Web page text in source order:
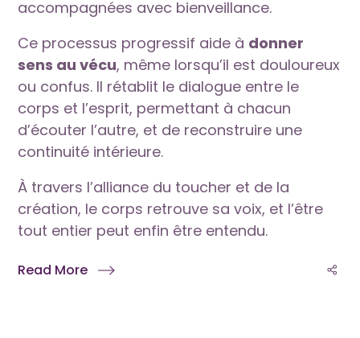
accompagnées avec bienveillance.
Ce processus progressif aide à donner
sens au vécu, même lorsqu’il est douloureux
ou confus. Il rétablit le dialogue entre le
corps et l’esprit, permettant à chacun
d’écouter l’autre, et de reconstruire une
continuité intérieure.
À travers l’alliance du toucher et de la
création, le corps retrouve sa voix, et l’être
tout entier peut enfin être entendu.
Read More